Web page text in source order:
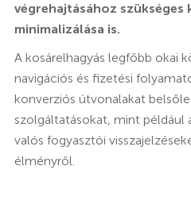
végrehajtásához
minimalizálása is.
A kosárelhagyás legfőbb okai
navigációs és fizetési
konverziós útvonalakat
szolgáltatásokat, mint például
valós fogyasztói
élményről.